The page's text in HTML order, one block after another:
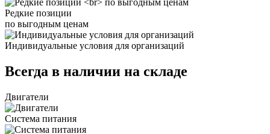
Редкие позиции
по выгодным ценам
Индивидуальные условия для организаций
Всегда в наличии на складе
Двигатели
Система питания